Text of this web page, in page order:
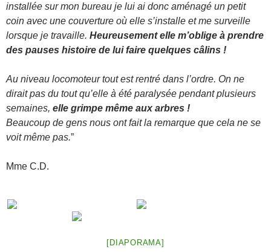
installée sur mon bureau je lui ai donc aménagé un petit
coin avec une couverture où elle s’installe et me surveille
lorsque je travaille. Heureusement elle m’oblige à prendre
des pauses histoire de lui faire quelques câlins !
Au niveau locomoteur tout est rentré dans l’ordre. On ne
dirait pas du tout qu’elle à été paralysée pendant plusieurs
semaines, elle grimpe même aux arbres !
Beaucoup de gens nous ont fait la remarque que cela ne se
voit même pas.”
Mme C.D.
[DIAPORAMA]